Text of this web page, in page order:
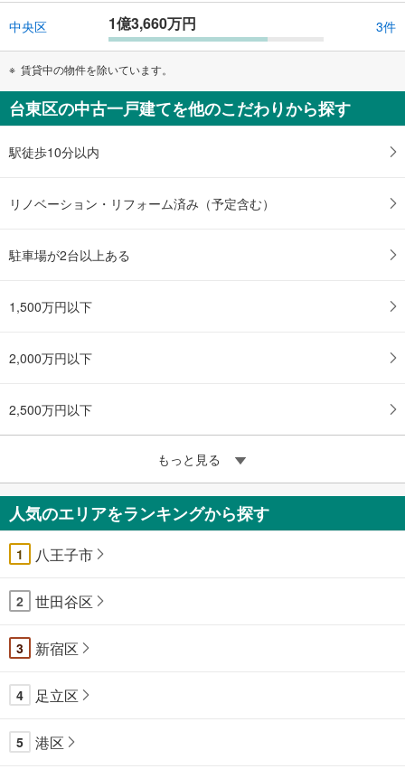
中央区 1億3,660万円 3件
賃貸中の物件を除いています。
台東区の中古一戸建てを他のこだわりから探す
駅徒歩10分以内
リノベーション・リフォーム済み（予定含む）
駐車場が2台以上ある
1,500万円以下
2,000万円以下
2,500万円以下
もっと見る
人気のエリアをランキングから探す
1 八王子市
2 世田谷区
3 新宿区
4 足立区
5 港区